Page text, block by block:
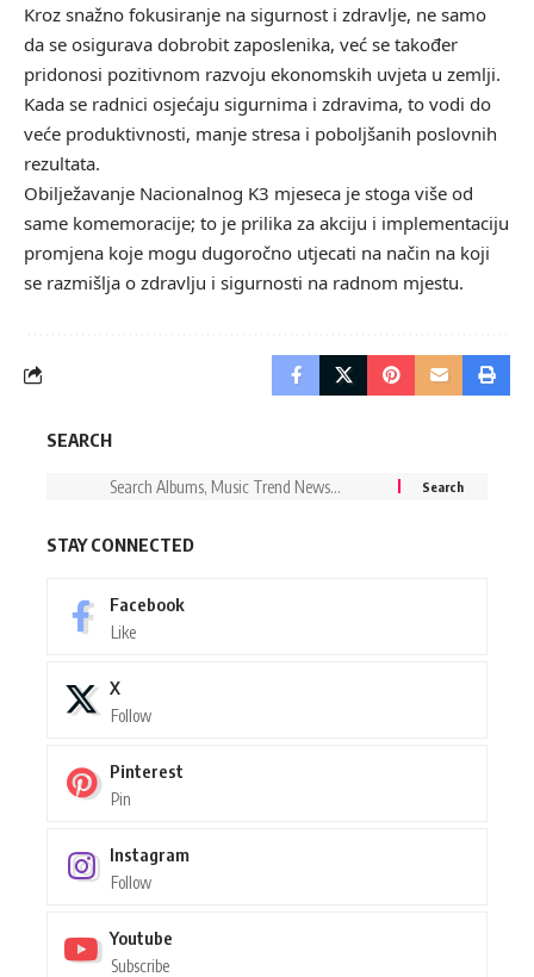
Kroz snažno fokusiranje na sigurnost i zdravlje, ne samo
da se osigurava dobrobit zaposlenika, već se također
pridonosi pozitivnom razvoju ekonomskih uvjeta u zemlji.
Kada se radnici osjećaju sigurnima i zdravima, to vodi do
veće produktivnosti, manje stresa i poboljšanih poslovnih
rezultata.
Obilježavanje Nacionalnog K3 mjeseca je stoga više od
same komemoracije; to je prilika za akciju i implementaciju
promjena koje mogu dugoročno utjecati na način na koji
se razmišlja o zdravlju i sigurnosti na radnom mjestu.
SEARCH
STAY CONNECTED
Facebook
Like
X
Follow
Pinterest
Pin
Instagram
Follow
Youtube
Subscribe